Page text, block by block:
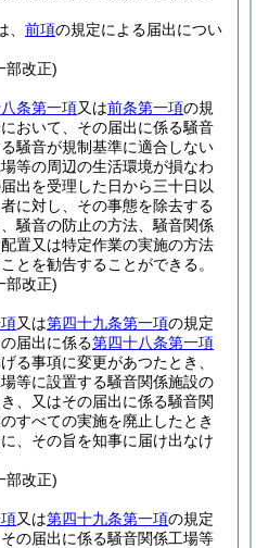
、 前項の規定による届出につい
部改正)
条第一項又は前条第一項の規
おいて、その届出に係る騒音
騒音が規制基準に適合しない
等の周辺の生活環境が損なわ
出を受理した日から三十日以
に対し、その事態を除去する
騒音の防止の方法、騒音関係
置又は特定作業の実施の方法
とを勧告することができる。
部改正)
又は第四十九条第一項の規定
届出に係る第四十八条第一項
る事項に変更があつたとき、
等に設置する騒音関係施設の
、又はその届出に係る騒音関
すべての実施を廃止したとき
、その旨を知事に届け出なけ
部改正)
又は第四十九条第一項の規定
の届出に係る騒音関係工場等